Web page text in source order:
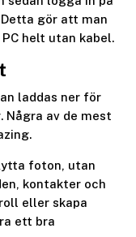
gör att man
helt utan kabel.
laddas ner för
av de mest
foton, utan
kontakter och
eller skapa
ett bra